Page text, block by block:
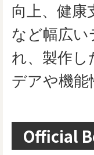
向上、健康
など幅広い
れ、製作し
デアや機能
Official